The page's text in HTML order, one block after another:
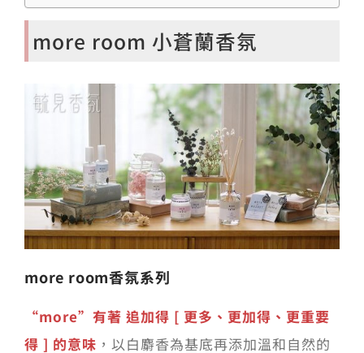
more room 小蒼蘭香氛
more room香氛系列
“more”有著 追加得 [ 更多、更加得、更重要
得 ] 的意味 ，以白麝香為基底再添加溫和自然的